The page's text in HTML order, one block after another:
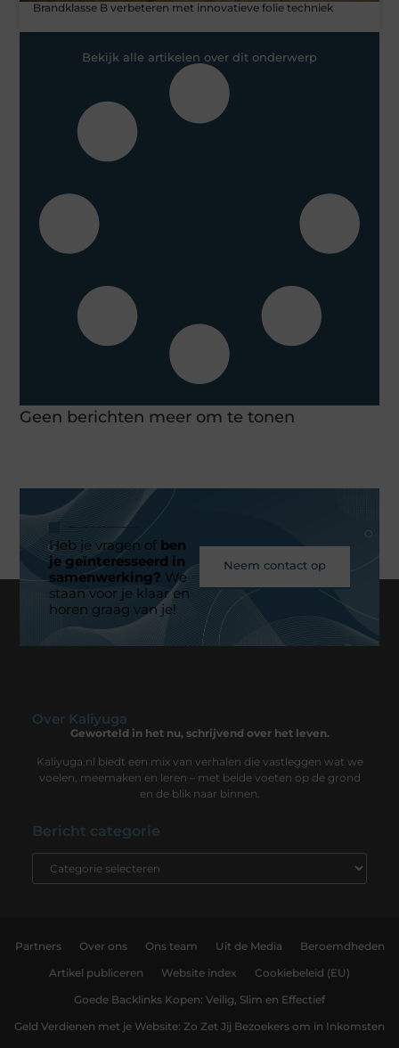
Brandklasse B verbeteren met innovatieve folie techniek
Bekijk alle artikelen over dit onderwerp
Geen berichten meer om te tonen
Heb je vragen ofben
je geïnteresseerd in
samenwerking? We
staan voor je klaar en
horen graag van je!
Neem contact op
Over Kaliyuga
Geworteld in het nu, schrijvend over het leven.
Kaliyuga.nl biedt een mix van verhalen die vastleggen wat we
voelen, meemaken en leren – met beide voeten op de grond
en de blik naar binnen.
Bericht categorie
Partners Over ons Ons team Uit de Media Beroemdheden
Artikel publiceren Website index Cookiebeleid (EU)
Goede Backlinks Kopen: Veilig, Slim en Effectief
Geld Verdienen met je Website: Zo Zet Jij Bezoekers om in Inkomsten